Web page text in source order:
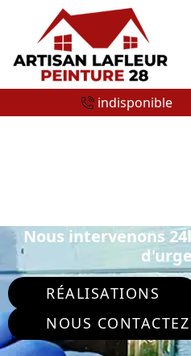
indisponible
Nous intervenons
RÉALISATIONS
NOUS CONTACTEZ